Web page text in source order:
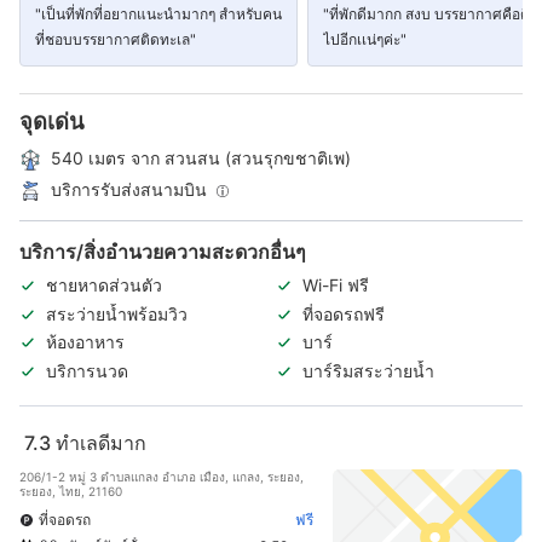
"เป็นที่พักที่อยากแนะนำมากๆ สำหรับคน
ที่ชอบบรรยากาศติดทะเล"
"ที่พักดีมากก สงบ บรรยากาศคือดี
ไปอีกเเน่ๆค่ะ"
จุดเด่น
540 เมตร จาก สวนสน (สวนรุกขชาติเพ)
บริการรับส่งสนามบิน
บริการ/สิ่งอำนวยความสะดวกอื่นๆ
ชายหาดส่วนตัว
Wi-Fi ฟรี
สระว่ายน้ำพร้อมวิว
ที่จอดรถฟรี
ห้องอาหาร
บาร์
บริการนวด
บาร์ริมสระว่ายน้ำ
7.3 ทำเลดีมาก
206/1-2 หมู่ 3 ตำบลแกลง อำเภอ เมือง, แกลง, ระยอง,
ระยอง, ไทย, 21160
ที่จอดรถ
ฟรี